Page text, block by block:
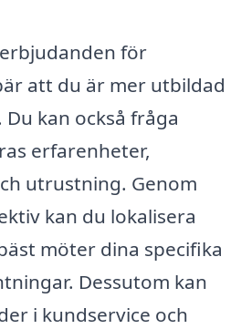
för
att du är mer utbildad
kan också fråga
erfarenheter,
utrustning. Genom
kan du lokalisera
möter dina specifika
Dessutom kan
i kundservice och